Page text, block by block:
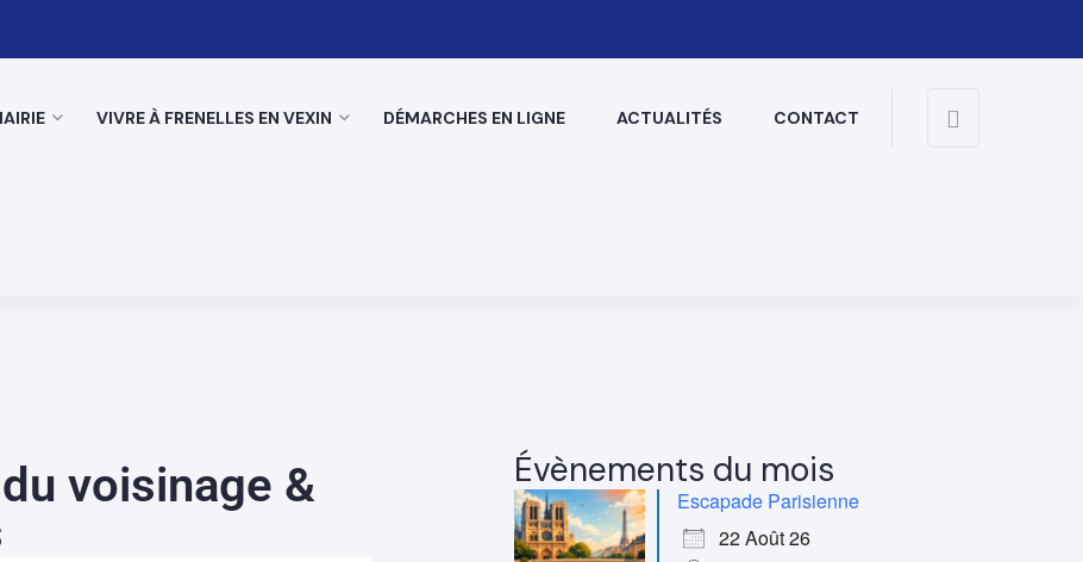
VIVRE À FRENELLES EN VEXIN DÉMARCHES EN LIGNE ACTUALITÉS CONTACT
voisinage &
Évènements du mois
Escapade Parisienne
22 Août 26